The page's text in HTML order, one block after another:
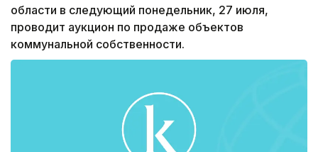
области в следующий понедельник, 27 июля,
проводит аукцион по продаже объектов
коммунальной собственности.